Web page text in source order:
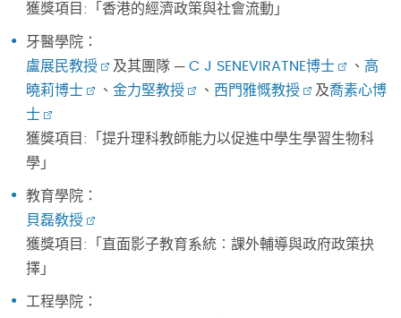
獲獎項目:「香港的經濟政策與社會流動」
牙醫學院：
盧展民教授
及其團隊 ─ C J SENEVIRATNE博士 、 高
曉莉博士
、 金力堅教授 、 西門雅慨教授 及喬素心博
士
獲獎項目:「提升理科教師能力以促進中學生學習生物科
學」
教育學院：
貝磊敎授
獲獎項目:「直面影子教育系統︰課外輔導與政府政策抉
擇」
工程學院：